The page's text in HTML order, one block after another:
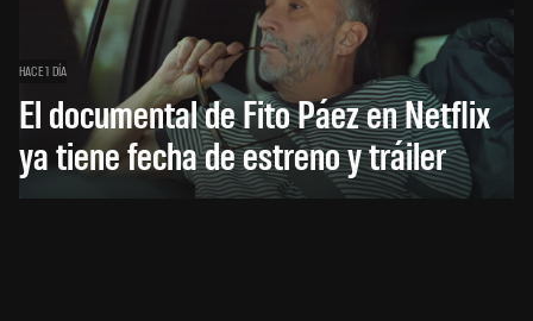
HACE 1 DÍA
El documental de Fito Páez en Netflix
ya tiene fecha de estreno y tráiler